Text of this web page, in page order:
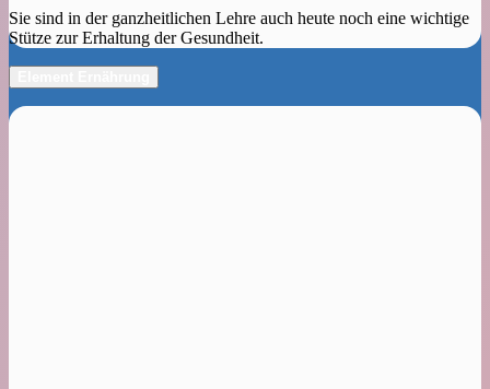
Sie sind in der ganzheitlichen Lehre auch heute noch eine wichtige
Stütze zur Erhaltung der Gesundheit.